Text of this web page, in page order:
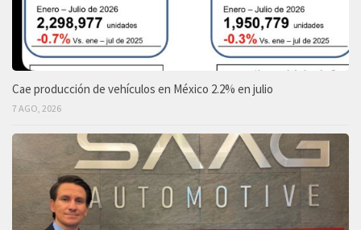
Cae producción de vehículos en México 2.2% en julio
7 AGO, 2026